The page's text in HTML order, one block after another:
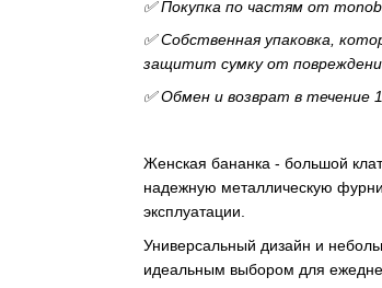
✅ Покупка по частям от
✅ Собственная упаковка,
защитит сумку от
✅ Обмен и возврат в течение
Женская бананка - большой
надежную металлическую
эксплуатации.
Универсальный дизайн и
идеальным выбором для